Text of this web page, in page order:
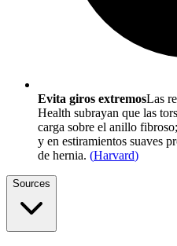
Evita giros extremosLas
Health subrayan que las
carga sobre el anillo
y en estiramientos suaves
de hernia. (Harvard)
Sources